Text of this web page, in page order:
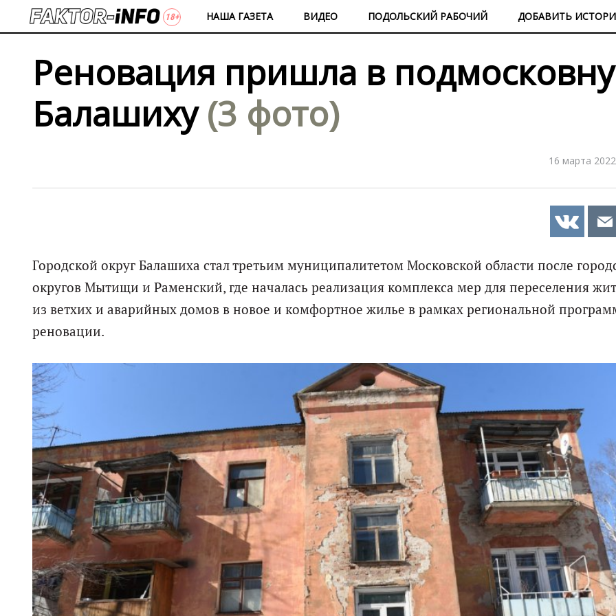
НАША ГАЗЕТА ВИДЕО ПОДОЛЬСКИЙ РАБОЧИЙ ДОБАВИТЬ
Реновация пришла в
Балашиху(3 фото)
16 марта
Городской округ Балашиха стал третьим муниципалитетом Московской области после
округов Мытищи и Раменский, где началась реализация комплекса мер для переселения
из ветхих и аварийных домов в новое и комфортное жилье в рамках региональной
реновации.